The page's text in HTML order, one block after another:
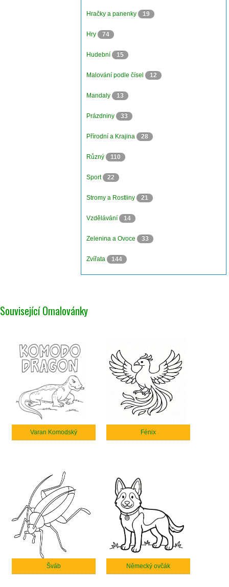
Hračky a panenky 19
Hry 74
Hudební 15
Malování podle čísel 12
Mandaly 13
Prázdniny 33
Přírodní a Krajina 28
Různý 110
Sport 22
Stromy a Rostliny 21
Vzdělávání 14
Zelenina a Ovoce 33
Zvířata 144
Související Omalovánky
Varan Komodský Fénix
Šváb Německý ovčák